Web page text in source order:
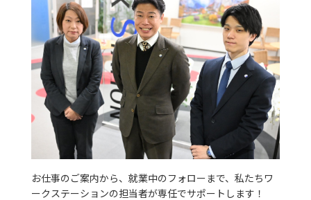
お仕事のご案内から、就業中のフォローまで、私たちワ
ークステーションの担当者が専任でサポートします！